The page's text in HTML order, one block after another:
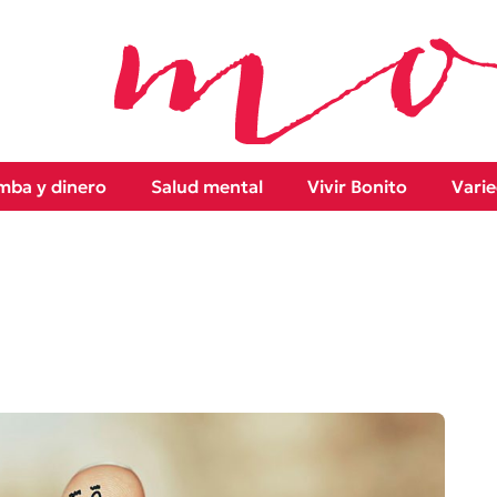
y dinero Salud mental Vivir Bonito